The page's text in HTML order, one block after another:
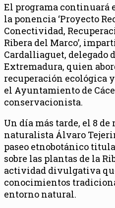
El programa continuará
la ponencia ‘Proyecto
Conectividad,
Ribera del Marco’,
Cardalliaguet, delegado
Extremadura, quien
recuperación ecológica
el Ayuntamiento de
conservacionista.
Un día más tarde, el 8
naturalista Álvaro
paseo etnobotánico
sobre las plantas de la
actividad divulgativa
conocimientos
entorno natural.